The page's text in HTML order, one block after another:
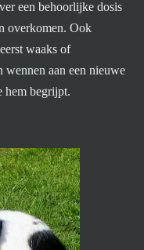
een behoorlijke dosis
overkomen. Ook
waaks of
wennen aan een nieuwe
hem begrijpt.